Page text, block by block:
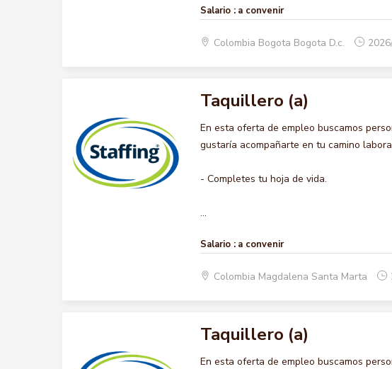
Salario : a convenir
Colombia Bogota Bogota D.c.
Taquillero (a)
En esta oferta de empleo buscamos
gustaría acompañarte en tu camino
- Completes tu hoja de vida.
...
Salario : a convenir
Colombia Magdalena Santa Marta
Taquillero (a)
En esta oferta de empleo buscamos